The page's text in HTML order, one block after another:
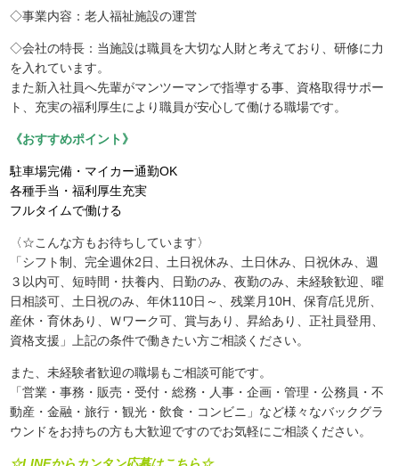
◇事業内容：老人福祉施設の運営
◇会社の特長：当施設は職員を大切な人財と考えており、研修に力
を入れています。
また新入社員へ先輩がマンツーマンで指導する事、資格取得サポー
ト、充実の福利厚生により職員が安心して働ける職場です。
《おすすめポイント》
駐車場完備・マイカー通勤OK
各種手当・福利厚生充実
フルタイムで働ける
〈☆こんな方もお待ちしています〉
「シフト制、完全週休2日、土日祝休み、土日休み、日祝休み、週
３以内可、短時間・扶養内、日勤のみ、夜勤のみ、未経験歓迎、曜
日相談可、土日祝のみ、年休110日～、残業月10H、保育/託児所、
産休・育休あり、Ｗワーク可、賞与あり、昇給あり、正社員登用、
資格支援」上記の条件で働きたい方ご相談ください。
また、未経験者歓迎の職場もご相談可能です。
「営業・事務・販売・受付・総務・人事・企画・管理・公務員・不
動産・金融・旅行・観光・飲食・コンビニ」など様々なバックグラ
ウンドをお持ちの方も大歓迎ですのでお気軽にご相談ください。